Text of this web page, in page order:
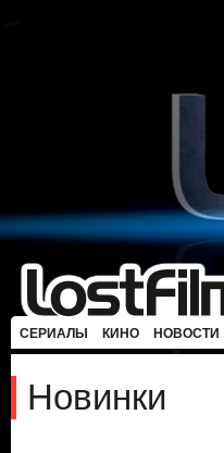
СЕРИАЛЫ КИНО НОВОСТИ
Новинки